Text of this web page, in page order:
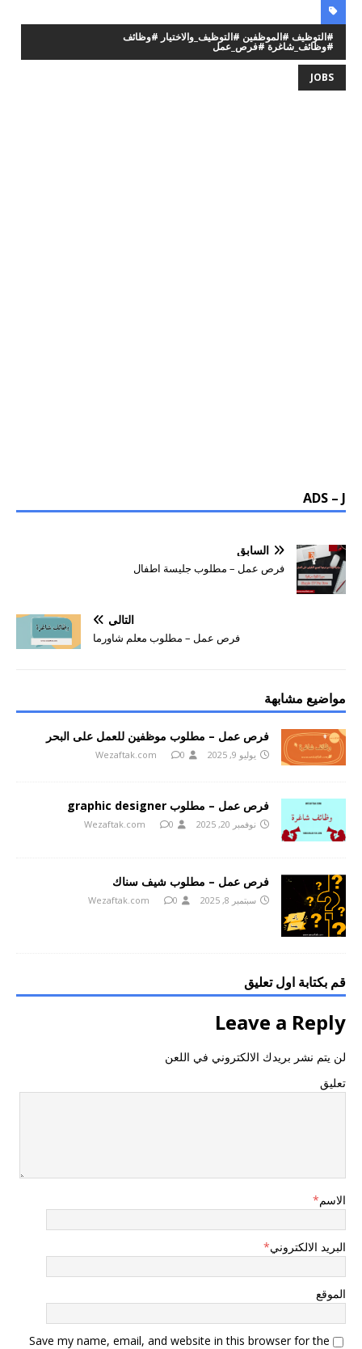
#التوظيف #الموظفين #التوظيف_والاختيار #وظائف
#وظائف_شاغرة #فرص_عمل
JOBS
ADS – J
السابق
فرص عمل – مطلوب جليسة اطفال
التالي
فرص عمل – مطلوب معلم شاورما
مواضيع مشابهة
فرص عمل – مطلوب موظفين للعمل على البحر
يوليو 9, 2025 Wezaftak.com 0
فرص عمل – مطلوب graphic designer
نوفمبر 20, 2025 Wezaftak.com 0
فرص عمل – مطلوب شيف سناك
سبتمبر 8, 2025 Wezaftak.com 0
قم بكتابة اول تعليق
Leave a Reply
لن يتم نشر بريدك الالكتروني في اللعن
تعليق
الاسم*
البريد الالكتروني*
الموقع
Save my name, email, and website in this browser for the